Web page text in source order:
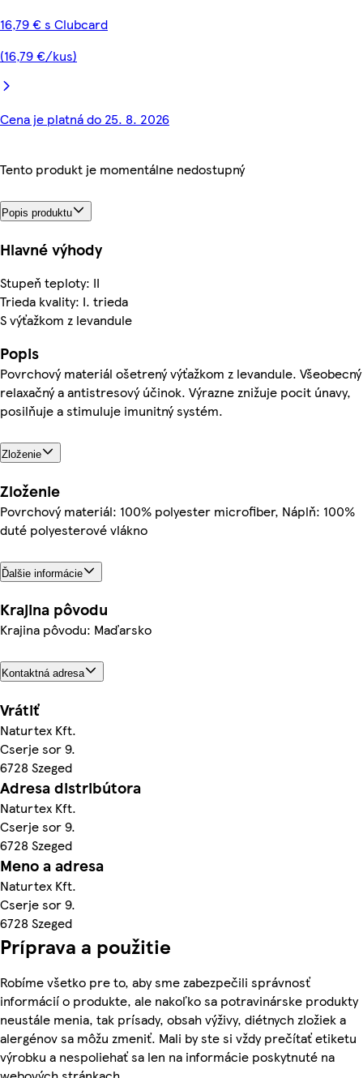
16,79 € s Clubcard
(16,79 €/kus)
Cena je platná do 25. 8. 2026
Tento produkt je momentálne nedostupný
Popis produktu
Hlavné výhody
Stupeň teploty: II
Trieda kvality: I. trieda
S výťažkom z levandule
Popis
Povrchový materiál ošetrený výťažkom z levandule. Všeobecný
relaxačný a antistresový účinok. Výrazne znižuje pocit únavy,
posilňuje a stimuluje imunitný systém.
Zloženie
Zloženie
Povrchový materiál: 100% polyester microfiber, Náplň: 100%
duté polyesterové vlákno
Ďalšie informácie
Krajina pôvodu
Krajina pôvodu: Maďarsko
Kontaktná adresa
Vrátiť
Naturtex Kft.
Cserje sor 9.
6728 Szeged
Adresa distribútora
Naturtex Kft.
Cserje sor 9.
6728 Szeged
Meno a adresa
Naturtex Kft.
Cserje sor 9.
6728 Szeged
Príprava a použitie
Robíme všetko pre to, aby sme zabezpečili správnosť
informácií o produkte, ale nakoľko sa potravinárske produkty
neustále menia, tak prísady, obsah výživy, diétnych zložiek a
alergénov sa môžu zmeniť. Mali by ste si vždy prečítať etiketu
výrobku a nespoliehať sa len na informácie poskytnuté na